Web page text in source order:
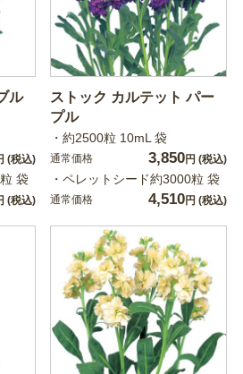
ル
(税込)
袋
(税込)
ストック カルテット パー
プル
・約2500粒 10mL 袋
通常価格 3,850円 (税込)
・ペレットシード約3000粒 袋
通常価格 4,510円 (税込)